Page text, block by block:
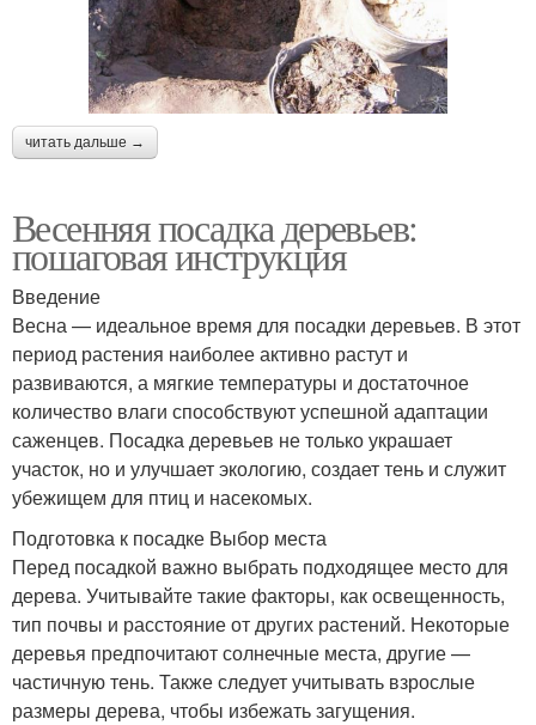
читать дальше →
Весенняя посадка деревьев:
пошаговая инструкция
Введение
Весна — идеальное время для посадки деревьев. В этот
период растения наиболее активно растут и
развиваются, а мягкие температуры и достаточное
количество влаги способствуют успешной адаптации
саженцев. Посадка деревьев не только украшает
участок, но и улучшает экологию, создает тень и служит
убежищем для птиц и насекомых.
Подготовка к посадке Выбор места
Перед посадкой важно выбрать подходящее место для
дерева. Учитывайте такие факторы, как освещенность,
тип почвы и расстояние от других растений. Некоторые
деревья предпочитают солнечные места, другие —
частичную тень. Также следует учитывать взрослые
размеры дерева, чтобы избежать загущения.